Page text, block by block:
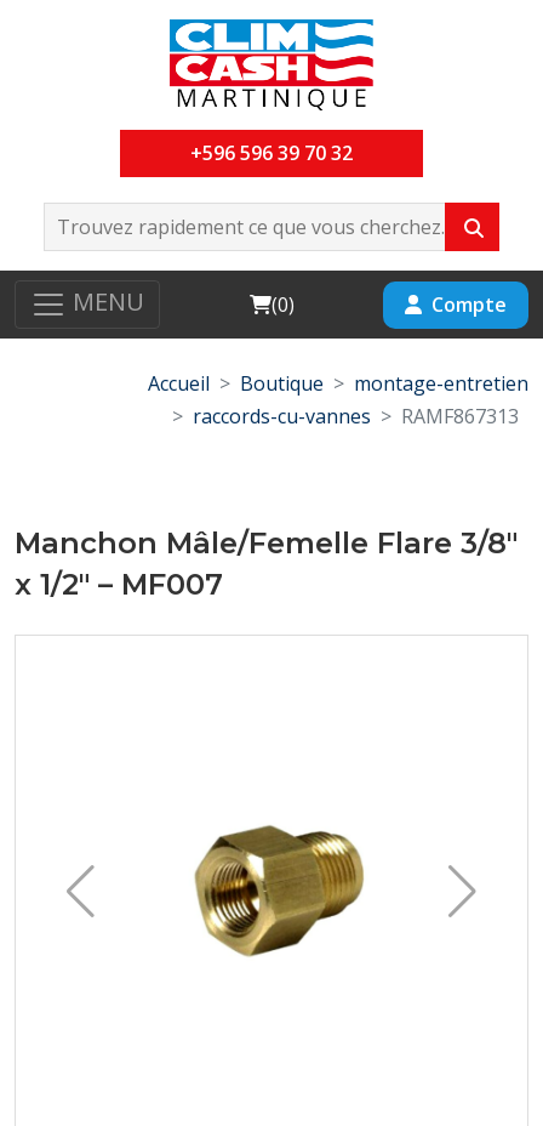
+596 596 39 70 32
MENU Cart
(0) Compte
Accueil Boutique
montage-entretien
raccords-cu-vannes
RAMF867313
Manchon Mâle/Femelle Flare 3/8"
x 1/2" – MF007